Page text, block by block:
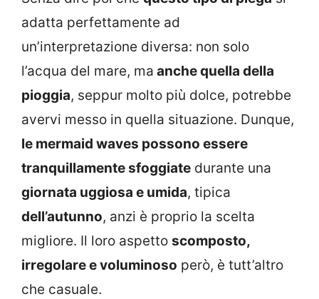
adatta perfettamente ad
un’interpretazione diversa: non solo
l’acqua del mare, ma anche quella della
pioggia, seppur molto più dolce, potrebbe
avervi messo in quella situazione. Dunque,
le mermaid waves possono essere
tranquillamente sfoggiate durante una
giornata uggiosa e umida, tipica
dell’autunno, anzi è proprio la scelta
migliore. Il loro aspetto scomposto,
irregolare e voluminoso però, è tutt’altro
che casuale.